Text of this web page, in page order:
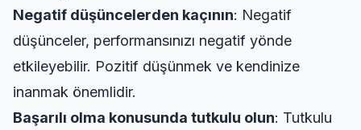
Negatif düşüncelerden kaçının: Negatif
düşünceler, performansınızı negatif yönde
etkileyebilir. Pozitif düşünmek ve kendinize
inanmak önemlidir.
Başarılı olma konusunda tutkulu olun: Tutkulu